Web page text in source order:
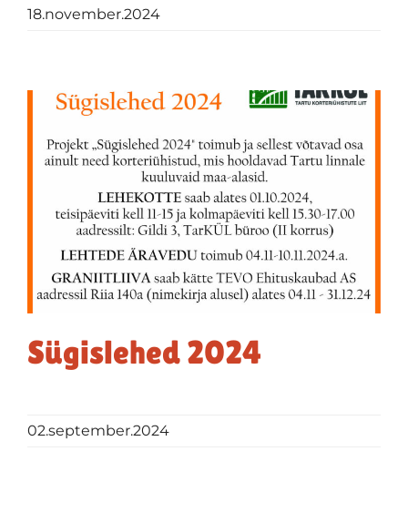
18.november.2024
Sügislehed 2024
02.september.2024